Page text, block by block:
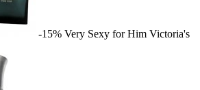
-15% Very Sexy for Him Victoria's